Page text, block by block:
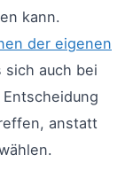
kann.
der eigenen
sich auch bei
anstatt